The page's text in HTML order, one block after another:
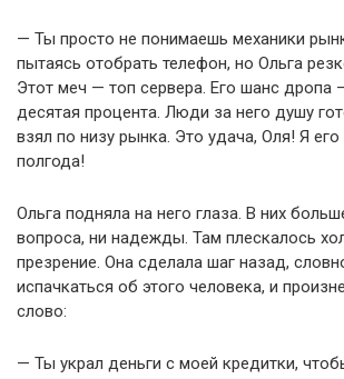
— Ты просто не понимаешь механики
пытаясь отобрать телефон, но Ольга
Этот меч — топ сервера. Его шанс дропа
десятая процента. Люди за него душу
взял по низу рынка. Это удача, Оля! Я
полгода!
Ольга подняла на него глаза. В них
вопроса, ни надежды. Там плескалось
презрение. Она сделала шаг назад,
испачкаться об этого человека, и
слово:
— Ты украл деньги с моей кредитки,